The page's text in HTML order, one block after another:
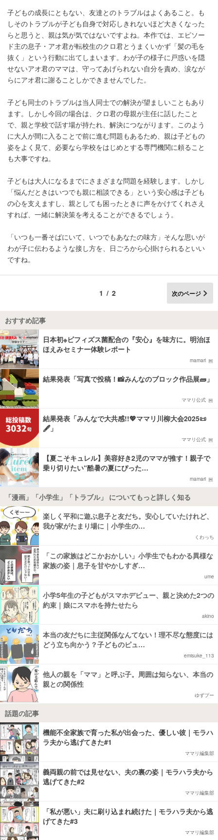
子どもの成長にともない、友達とのトラブルはよくあること。も
しそのトラブルが子ども自身で対応しきれないほど大きくなった
らと思うと、親は気が気ではないですよね。本作では、エピソー
ド主の息子・アオ君が転校生のクロ君とうまくいかず「髪の毛を
抜く」という行動に出てしまいます。わが子の様子に戸惑いを隠
せないアオ君のママは、守ってあげられない自分を責め、涙なが
らにアオ君に謝ることしかできませんでした。
子ども同士のトラブルは当人同士での解決が望ましいこともあり
ます。しかし今回の場合は、クロ君の母親が主任に話したこと
で、親と学校で話す場が持たれ、解決につながります。このよう
に大人が間に入ることで前に進む問題もあるため、親は子どもの
姿をよく見て、必要なら学校をはじめとする専門機関に頼ること
も大事ですね。
子どもは大人になるまでにさまざまな問題を経験します。しかし
「悩んだときはいつでも親に相談できる」という安心感は子ども
の心を支えますし、親としても困ったときに声をかけてくれさえ
すれば、一緒に解決策を考えることができるでしょう。
「いつも一番そばにいて、いつでもあなたの味方」そんな思いが
わが子に伝わるような接し方を、日ごろから心掛けられるといい
ですね。
1/2 次のページ
おすすめ記事
日本初※ビフィズス菌配合の『安心』を味方に。明治ほ
ほえみセミナー体験レポート
mamari
結果発表「写真で投稿！📸みんなのブロック作品展🧱」
ママリ公式
結果発表「みんなで大共感!!💖ママリ川柳大会2025📜
🖋️」
ママリ公式
【夏こそキュレル】美容好き2児のママが推す！親子で
乗り切りたい“酷暑の夏にぴった…
mamari
「漫画」「小学生」「トラブル」 についてもっと詳しく知る
楽しく平和に遊ぶ息子と友だち。安心していたけれど、
我が家がたまり場に｜小学生の…
くわっち
「この家族はどこかおかしい」小学生でもわかる異様な
家族の姿｜息子を甘やかしすぎ…
ume
小学5年生の子どもがスマホデビュー、親と決めた2つの
約束｜娘にスマホを持たせたら
akino
本当の友だちに主従関係なんてない！理不尽な態度には
どう立ち向かう？子どものピュ…
emisuke_113
他人の親を「ママ」と呼ぶ子。周囲は知らない、本当の
親との関係性
ゆずプー
話題の記事
機能不全家族で育った私が出会った、優しい彼｜モラハ
ラ夫から逃げてきた#1
ママリ編集部
義両親の前では見せない、夫の裏の姿｜モラハラ夫から
逃げてきた#2
ママリ編集部
「私が悪い」夫に刷り込まれ続けた｜モラハラ夫から逃
げてきた#3
ママリ編集部